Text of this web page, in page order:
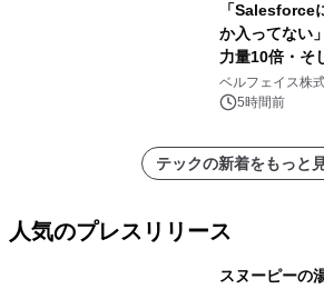
「Salesforce
か入ってない
力量10倍・そ
── 敷島住宅
ベルフェイス株
5時間前
テックの新着をもっと
人気のプレスリリース
スヌーピーの